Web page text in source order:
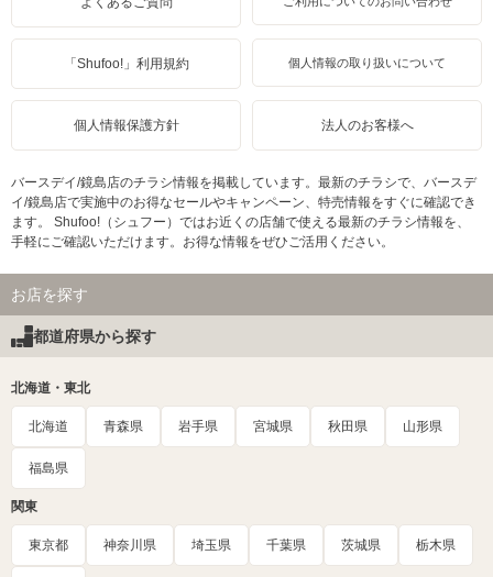
「Shufoo!」利用規約 個人情報の取り扱いについて
個人情報保護方針 法人のお客様へ
バースデイ/鏡島店のチラシ情報を掲載しています。最新のチラシで、バースデ
イ/鏡島店で実施中のお得なセールやキャンペーン、特売情報をすぐに確認でき
ます。 Shufoo!（シュフー）ではお近くの店舗で使える最新のチラシ情報を、
手軽にご確認いただけます。お得な情報をぜひご活用ください。
お店を探す
都道府県から探す
北海道・東北
北海道 青森県 岩手県 宮城県 秋田県 山形県
福島県
関東
東京都 神奈川県 埼玉県 千葉県 茨城県 栃木県